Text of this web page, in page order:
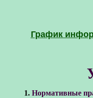
График
1. Нормативные